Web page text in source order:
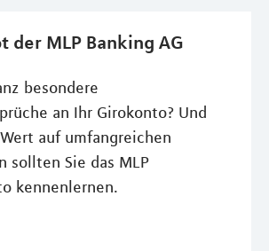
der MLP Banking AG
besondere
an Ihr Girokonto? Und
auf umfangreichen
sollten Sie das MLP
kennenlernen.